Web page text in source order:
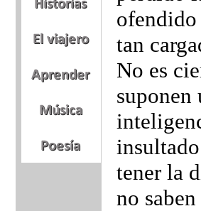
ofendido
tan
No es
tener la
no